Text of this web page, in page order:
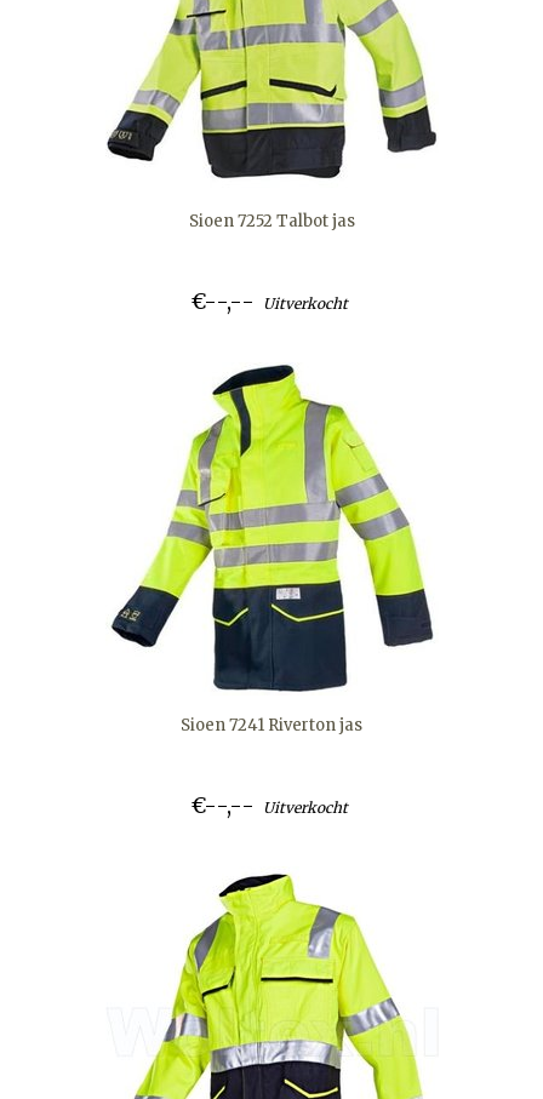
Sioen 7252 Talbot jas
€--,-- Uitverkocht
Sioen 7241 Riverton jas
€--,-- Uitverkocht